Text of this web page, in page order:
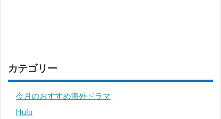
カテゴリー
今月のおすすめ海外ドラマ
Hulu